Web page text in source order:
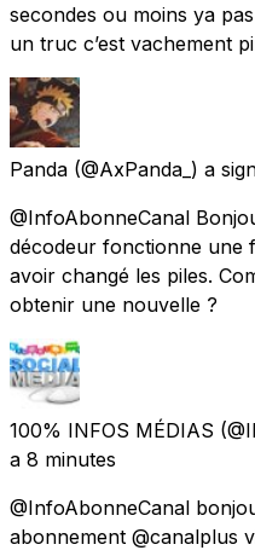
secondes ou moins ya
un truc c’est vachement
Panda (@AxPanda_) a
@InfoAbonneCanal
décodeur fonctionne une
avoir changé les piles.
obtenir une nouvelle ?
100% INFOS MÉDIAS
a 8 minutes
@InfoAbonneCanal
abonnement @canalplus